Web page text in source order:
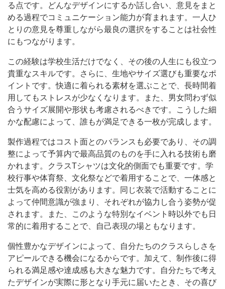
る点です。どんなデザインにするか話し合い、意見をまと
める過程でコミュニケーション能力が育まれます。一人ひ
とりの意見を尊重しながら最良の選択をすることは社会性
にもつながります。
この経験は学校生活だけでなく、その後の人生にも役立つ
貴重なスキルです。さらに、生地やサイズ選びも重要なポ
イントです。快適に着られる素材を選ぶことで、長時間着
用してもストレスが少なくなります。また、男女問わず似
合うサイズ展開や形状も考慮されるべきです。こうした細
かな配慮によって、誰もが満足できる一枚が完成します。
製作過程ではコスト面とのバランスも必要であり、その調
整によって予算内で最高品質のものを手に入れる技術も磨
かれます。クラスTシャツは文化的側面でも重要です。学
校行事や体育祭、文化祭などで着用することで、一体感と
士気を高める役割があります。同じ衣装で活動することに
よって仲間意識が強まり、それぞれが協力し合う姿勢が促
されます。また、このような特別なイベント時以外でも日
常的に着用することで、自己表現の場ともなります。
個性豊かなデザインによって、自分たちのクラスらしさを
アピールできる機会になるからです。加えて、制作後に得
られる満足感や達成感も大きな魅力です。自分たちで考え
たデザインが実際に形となり手元に届いたとき、その喜び